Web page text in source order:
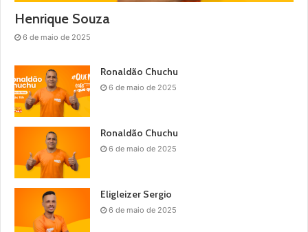
Henrique Souza
6 de maio de 2025
Ronaldão Chuchu
6 de maio de 2025
Ronaldão Chuchu
6 de maio de 2025
Eligleizer Sergio
6 de maio de 2025